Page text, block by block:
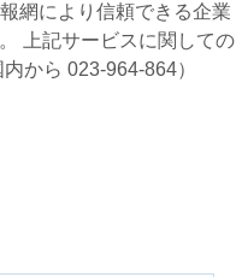
網により信頼できる企業
上記サービスに関しての
から 023-964-864）